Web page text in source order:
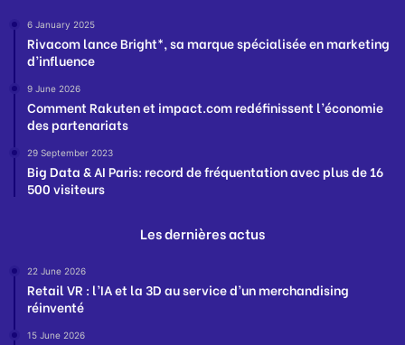
6 January 2025
Rivacom lance Bright*, sa marque spécialisée en marketing
d’influence
9 June 2026
Comment Rakuten et impact.com redéfinissent l’économie
des partenariats
29 September 2023
Big Data & AI Paris: record de fréquentation avec plus de 16
500 visiteurs
Les dernières actus
22 June 2026
Retail VR : l’IA et la 3D au service d’un merchandising
réinventé
15 June 2026